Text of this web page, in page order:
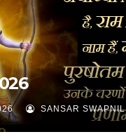
SANSAR SWAPNIL